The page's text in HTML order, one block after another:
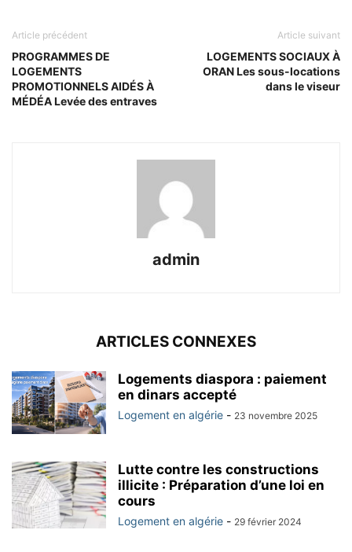
Article précédent
PROGRAMMES DE
LOGEMENTS
PROMOTIONNELS AIDÉS À
MÉDÉA Levée des entraves
Article suivant
LOGEMENTS SOCIAUX À
ORAN Les sous-locations
dans le viseur
admin
ARTICLES CONNEXES
Logements diaspora : paiement
en dinars accepté
Logement en algérie - 23 novembre 2025
Lutte contre les constructions
illicite : Préparation d’une loi en
cours
Logement en algérie - 29 février 2024